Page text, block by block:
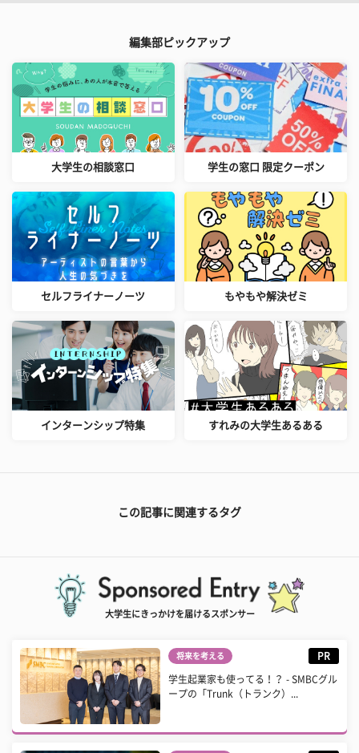
編集部ピックアップ
大学生の相談窓口 学生の窓口 限定クーポン
セルフライナーノーツ もやもや解決ゼミ
インターンシップ特集 すれみの大学生あるある
この記事に関連するタグ
大学生にきっかけを届けるスポンサー
将来を考える PR
学生起業家も使ってる！？ - SMBCグル
ープの「Trunk（トランク）...